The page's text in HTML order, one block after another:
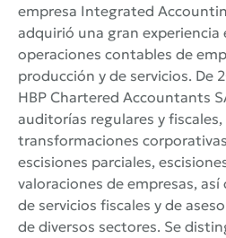
empresa Integrated
adquirió una gran experiencia
operaciones contables de
producción y de servicios. De
HBP Chartered Accountants
auditorías regulares y
transformaciones
escisiones parciales,
valoraciones de empresas,
de servicios fiscales y de
de diversos sectores. Se